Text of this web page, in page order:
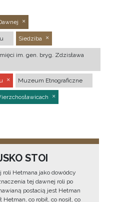
Siedziba
im. gen. bryg. Zdzisława
Muzeum Etnograficzne
STOI
Hetmana jako dowódcy
tej dawnej roli po
postacią jest Hetman
co robił, co nosił, co